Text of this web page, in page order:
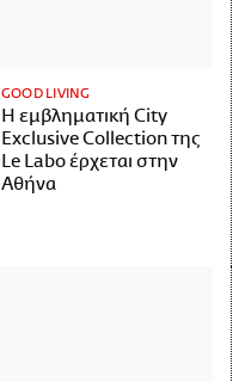
GOOD LIVING
Η εμβληματική City
Exclusive Collection της
Le Labo έρχεται στην
Αθήνα